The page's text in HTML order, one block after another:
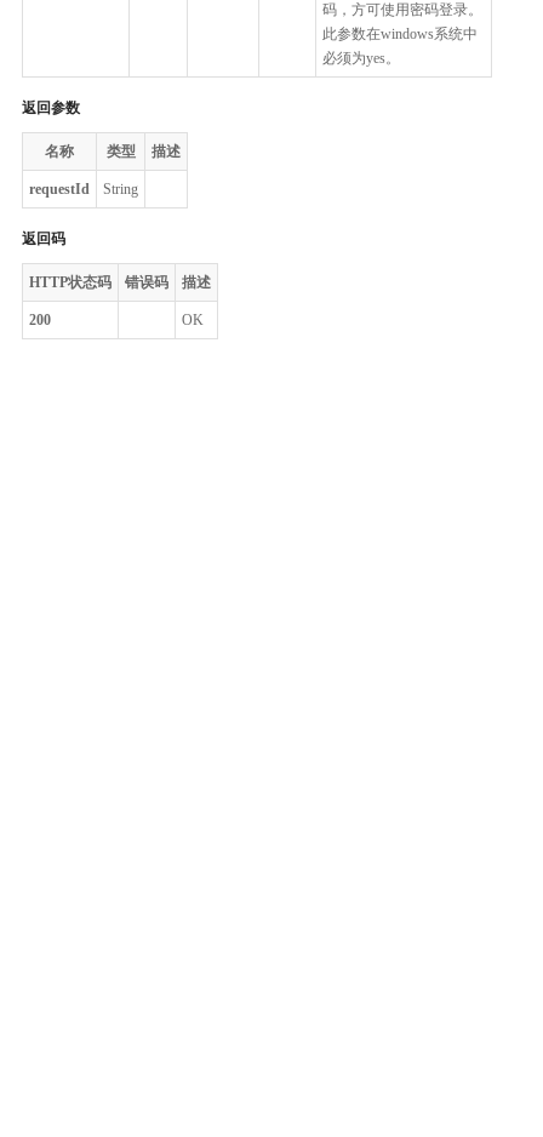
码，方可使用密码登录。
此参数在windows系统中
必须为yes。
返回参数
名称 类型 描述
requestId String
返回码
HTTP状态码 错误码 描述
200 OK